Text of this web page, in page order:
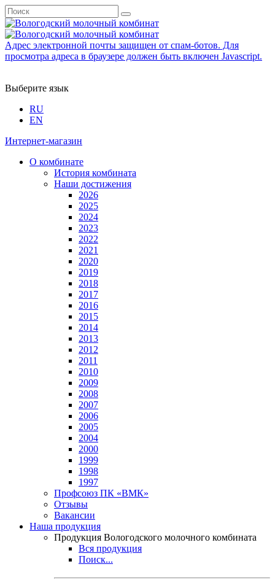
Адрес электронной почты защищен от спам-ботов. Для
просмотра адреса в браузере должен быть включен Javascript.
Выберите язык
RU
EN
Интернет-магазин
О комбинате
История комбината
Наши достижения
2026
2025
2024
2023
2022
2021
2020
2019
2018
2017
2016
2015
2014
2013
2012
2011
2010
2009
2008
2007
2006
2005
2004
2000
1999
1998
1997
Профсоюз ПК «ВМК»
Отзывы
Вакансии
Наша продукция
Продукция Вологодского молочного комбината
Вся продукция
Поиск...